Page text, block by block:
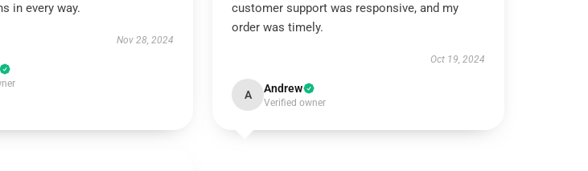
in every way.
Nov 28, 2024
customer support was responsive, and my
order was timely.
Oct 19, 2024
A Andrew
Verified owner